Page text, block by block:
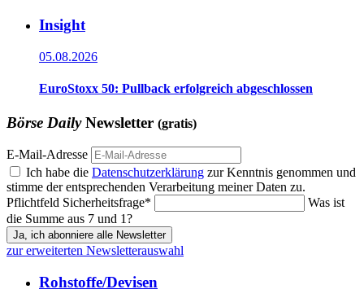
Insight
05.08.2026
EuroStoxx 50: Pullback erfolgreich abgeschlossen
Börse DailyNewsletter (gratis)
E-Mail-Adresse
Ich habe die Datenschutzerklärung zur Kenntnis genommen und
stimme der entsprechenden Verarbeitung meiner Daten zu.
Pflichtfeld Sicherheitsfrage*
Was ist
die Summe aus 7 und 1?
Ja, ich abonniere alle Newsletter
zur erweiterten Newsletterauswahl
Rohstoffe/Devisen